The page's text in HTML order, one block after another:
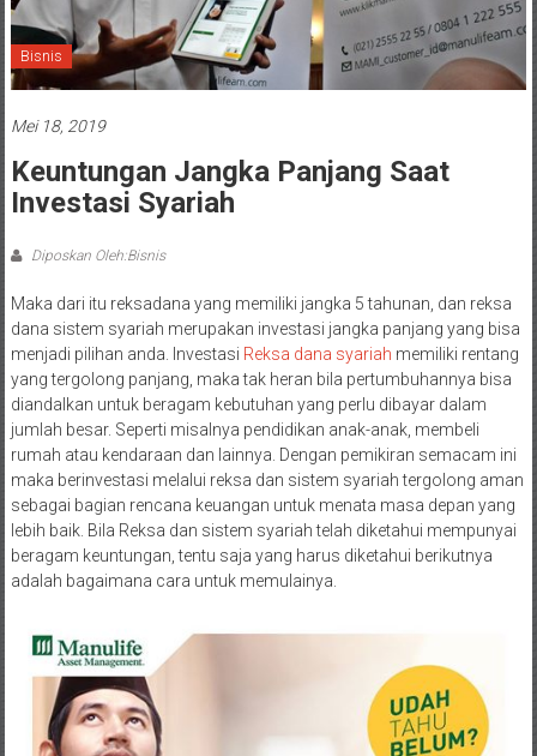
Bisnis
Mei 18, 2019
Keuntungan Jangka Panjang Saat
Investasi Syariah
Diposkan Oleh:Bisnis
Maka dari itu reksadana yang memiliki jangka 5 tahunan, dan reksa
dana sistem syariah merupakan investasi jangka panjang yang bisa
menjadi pilihan anda. Investasi Reksa dana syariah memiliki rentang
yang tergolong panjang, maka tak heran bila pertumbuhannya bisa
diandalkan untuk beragam kebutuhan yang perlu dibayar dalam
jumlah besar. Seperti misalnya pendidikan anak-anak, membeli
rumah atau kendaraan dan lainnya. Dengan pemikiran semacam ini
maka berinvestasi melalui reksa dan sistem syariah tergolong aman
sebagai bagian rencana keuangan untuk menata masa depan yang
lebih baik. Bila Reksa dan sistem syariah telah diketahui mempunyai
beragam keuntungan, tentu saja yang harus diketahui berikutnya
adalah bagaimana cara untuk memulainya.